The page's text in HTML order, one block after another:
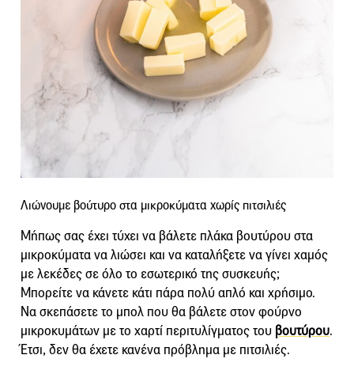
Λιώνουμε βούτυρο στα μικροκύματα χωρίς πιτσιλιές
Μήπως σας έχει τύχει να βάλετε πλάκα βουτύρου στα
μικροκύματα να λιώσει και να καταλήξετε να γίνει χαμός
με λεκέδες σε όλο το εσωτερικό της συσκευής;
Μπορείτε να κάνετε κάτι πάρα πολύ απλό και χρήσιμο.
Να σκεπάσετε το μπολ που θα βάλετε στον φούρνο
μικροκυμάτων με το χαρτί περιτυλίγματος του βουτύρου.
Έτσι, δεν θα έχετε κανένα πρόβλημα με πιτσιλιές.